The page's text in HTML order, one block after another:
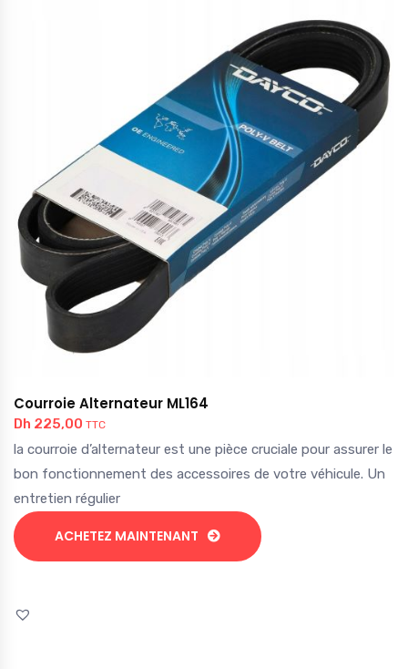
Courroie Alternateur ML164
Dh 225,00 TTC
la courroie d’alternateur est une pièce cruciale pour assurer le
bon fonctionnement des accessoires de votre véhicule. Un
entretien régulier
ACHETEZ MAINTENANT